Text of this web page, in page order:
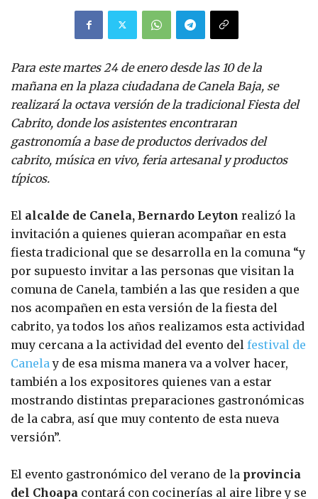
Para este martes 24 de enero desde las 10 de la
mañana en la plaza ciudadana de Canela Baja, se
realizará la octava versión de la tradicional Fiesta del
Cabrito, donde los asistentes encontraran
gastronomía a base de productos derivados del
cabrito, música en vivo, feria artesanal y productos
típicos.
El alcalde de Canela, Bernardo Leyton realizó la
invitación a quienes quieran acompañar en esta
fiesta tradicional que se desarrolla en la comuna “y
por supuesto invitar a las personas que visitan la
comuna de Canela, también a las que residen a que
nos acompañen en esta versión de la fiesta del
cabrito, ya todos los años realizamos esta actividad
muy cercana a la actividad del evento del festival de
Canelay de esa misma manera va a volver hacer,
también a los expositores quienes van a estar
mostrando distintas preparaciones gastronómicas
de la cabra, así que muy contento de esta nueva
versión”.
El evento gastronómico del verano de la provincia
del Choapa contará con cocinerías al aire libre y se